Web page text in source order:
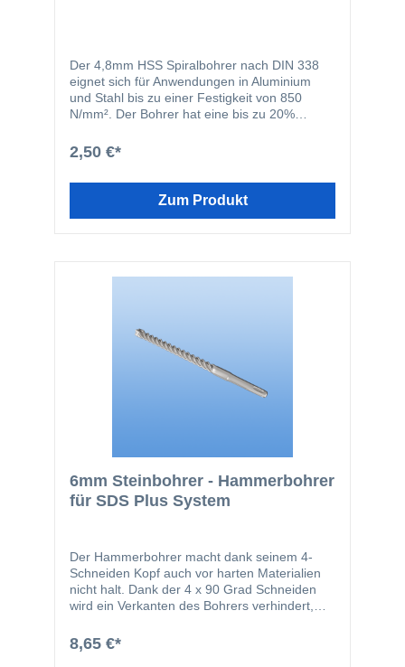
Der 4,8mm HSS Spiralbohrer nach DIN 338
eignet sich für Anwendungen in Aluminium
und Stahl bis zu einer Festigkeit von 850
N/mm². Der Bohrer hat eine bis zu 20%
konventionellen Bohrern sowie schnellerer
Arbeitsfortschritt und kräfteschonenderes
Spiralbohrers gilt die vaporisierte Oberfläche.
2,50 €*
Zum Produkt
6mm Steinbohrer - Hammerbohrer
für SDS Plus System
Der Hammerbohrer macht dank seinem 4-
Schneiden Kopf auch vor harten Materialien
nicht halt. Dank der 4 x 90 Grad Schneiden
wird ein Verkanten des Bohrers verhindert,
Schneiden und die 4-spiralige Bohrer
Geometrie wird der Bohrer optimal im
8,65 €*